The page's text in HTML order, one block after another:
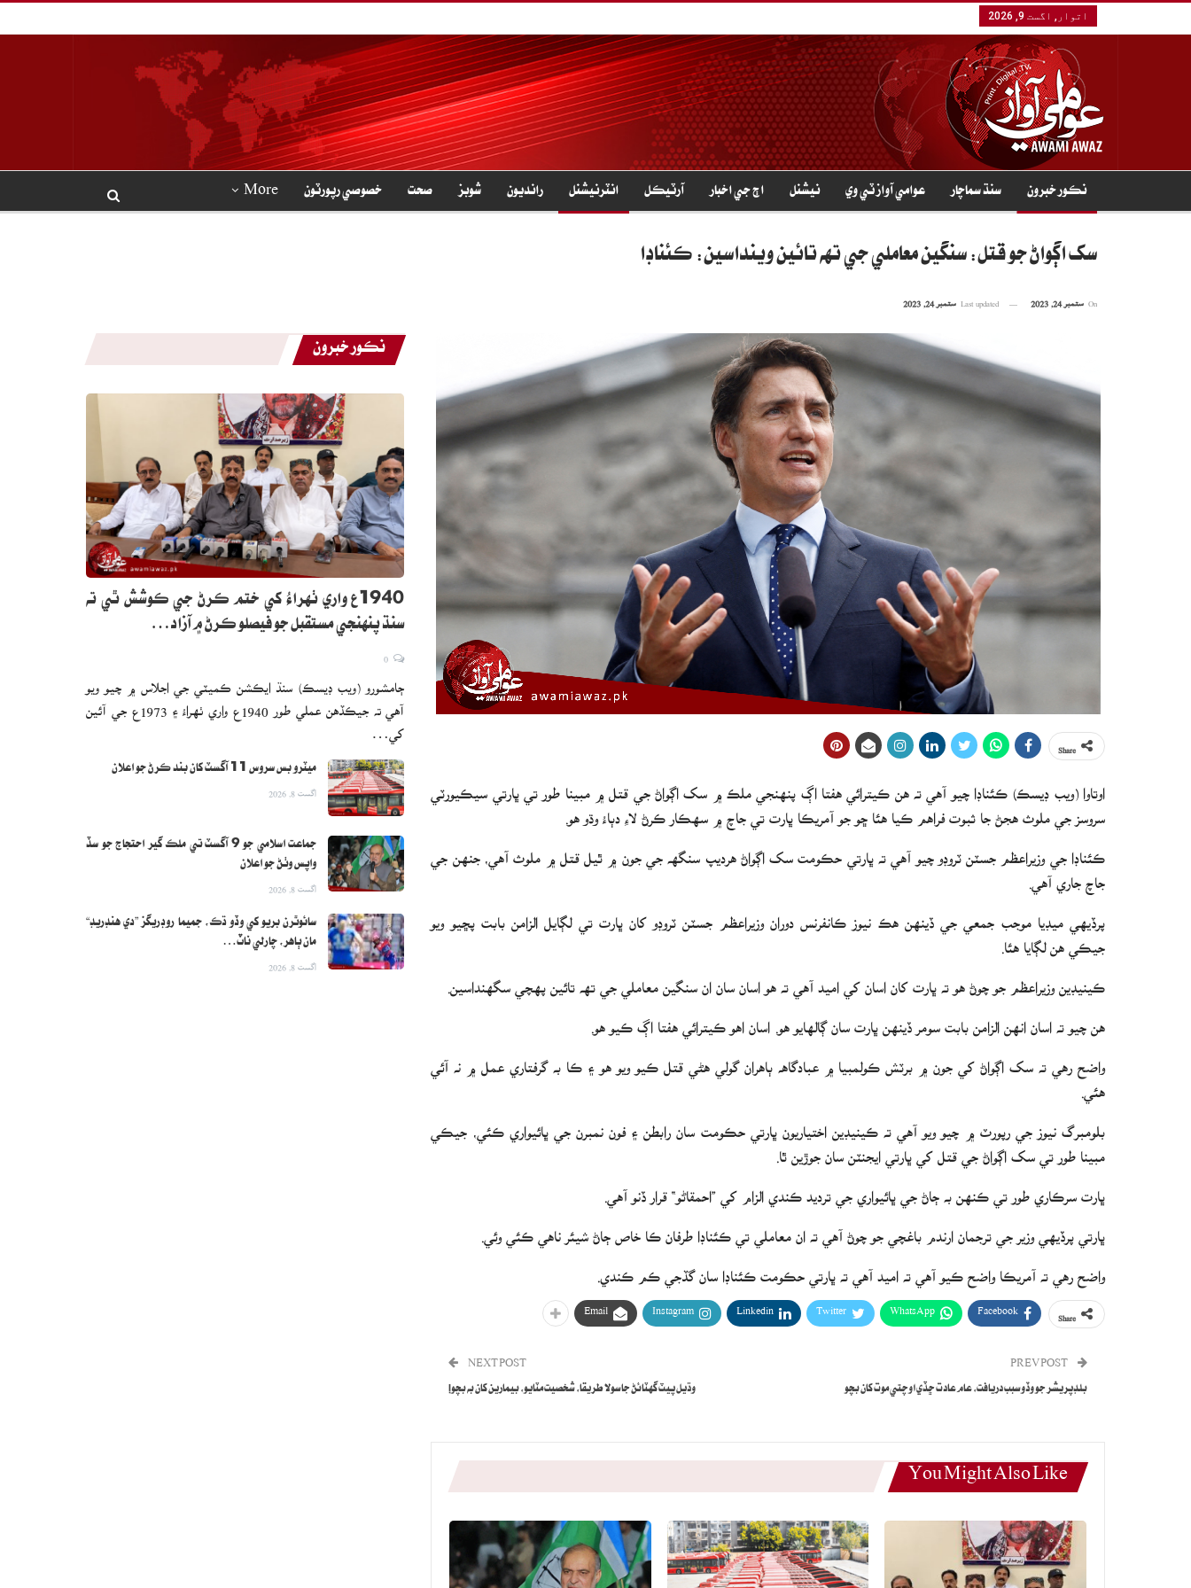
اتوار, اگست 9, 2026
نڪور خبرون سنڌ سماچار عوامي آواز ٽي وي نيشنل اڄ جي اخبار آرٽيڪل انٽرنيشنل رانديون شوبز صحت خصوصي رپورٽون More
سک اڳواڻ جو قتل: سنگين معاملي جي تهه تائين وينداسين: ڪئناڊا
اوتاوا (ويب ڊيسڪ) ڪئناڊا چيو آهي ته هن ڪيترائي هفتا اڳ پنهنجي ملڪ ۾ سک اڳواڻ جي قتل ۾ مبينا طور تي ڀارتي سيڪيورٽي
سروسز جي ملوث هجڻ جا ثبوت فراهم ڪيا هئا ڇو جو آمريڪا ڀارت تي جاچ ۾ سهڪار ڪرڻ لاءِ دٻاءُ وڌو هو.
ڪئناڊا جي وزيراعظم جسٽن ٽروڊو چيو آهي ته ڀارتي حڪومت سک اڳواڻ هرديپ سنگهه جي جون ۾ ٿيل قتل ۾ ملوث آهي، جنهن جي
جاچ جاري آهي.
پرڏيهي ميڊيا موجب جمعي جي ڏينهن هڪ نيوز ڪانفرنس دوران وزيراعظم جسٽن ٽروڊو کان ڀارت تي لڳايل الزامن بابت پڇيو ويو
جيڪي هن لڳايا هئا.
ڪينيڊين وزيراعظم جو چوڻ هو ته ڀارت کان اسان کي اميد آهي ته هو اسان سان ان سنگين معاملي جي تهه تائين پهچي سگھنداسين.
هن چيو ته اسان انهن الزامن بابت سومر ڏينهن ڀارت سان ڳالهايو هو. اسان اهو ڪيترائي هفتا اڳ ڪيو هو.
واضح رهي ته سک اڳواڻ کي جون ۾ برٽش ڪولمبيا ۾ عبادگاهه ٻاهران گولي هڻي قتل ڪيو ويو هو ۽ ڪا به گرفتاري عمل ۾ نه آئي
بلومبرگ نيوز جي رپورٽ ۾ چيو ويو آهي ته ڪينيڊين اختياريون ڀارتي حڪومت سان رابطن ۽ فون نمبرن جي ڀائيواري ڪئي، جيڪي
مبينا طور تي سک اڳواڻ جي قتل کي ڀارتي ايجنٽن سان جوڙين ٿا.
ڀارت سرڪاري طور تي ڪنهن به ڄاڻ جي ڀائيواري جي ترديد ڪندي الزام کي ”احمقاڻو“ قرار ڏنو آهي.
ڀارتي پرڏيهي وزير جي ترجمان ارندم باغچي جو چوڻ آهي ته ان معاملي تي ڪئناڊا طرفان ڪا خاص ڄاڻ شيئر ناهي ڪئي وئي.
واضح رهي ته آمريڪا واضح ڪيو آهي ته اميد آهي ته ڀارتي حڪومت ڪئناڊا سان گڏجي ڪم ڪندي.
Facebook
WhatsApp
Twitter
Linkedin
Instagram
Email
بلڊپريشر جو وڏو سبب دريافت، عام عادت ڇڏي اوچتي موت کان بچو
NEXT POST
وڌيل پيٽ گهٽائڻ جا سولا طريقا، شخصيت مٽايو، بيمارين کان به بچو!
You Might Also Like
نڪور خبرون
1940ع واري ٺهراءُ کي ختم ڪرڻ جي ڪوشش ٿي ته
سنڌ پنهنجي مستقبل جو فيصلو ڪرڻ ۾ آزاد…
ڄامشورو (ويب ڊيسڪ) سنڌ ايڪشن ڪميٽي جي اجلاس ۾ چيو ويو
آهي ته جيڪڏهن عملي طور 1940ع واري ٺهراءُ ۽ 1973ع جي آئين
کي…
ميٽرو بس سروس 11 آگسٽ کان بند ڪرڻ جو اعلان
اگست 8, 2026
جماعت اسلامي جو 9 آگسٽ تي ملڪ گير احتجاج جو سڏ
واپس وٺڻ جو اعلان
اگست 8, 2026
سائوٿرن بريو کي وڏو ڌڪ، جميما روڊريگز ”دي هنڊريڊ“
مان ٻاهر، چارلي ناٽ…
اگست 8, 2026